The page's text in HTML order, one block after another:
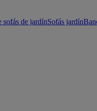
sofás de jardínSofás jardín